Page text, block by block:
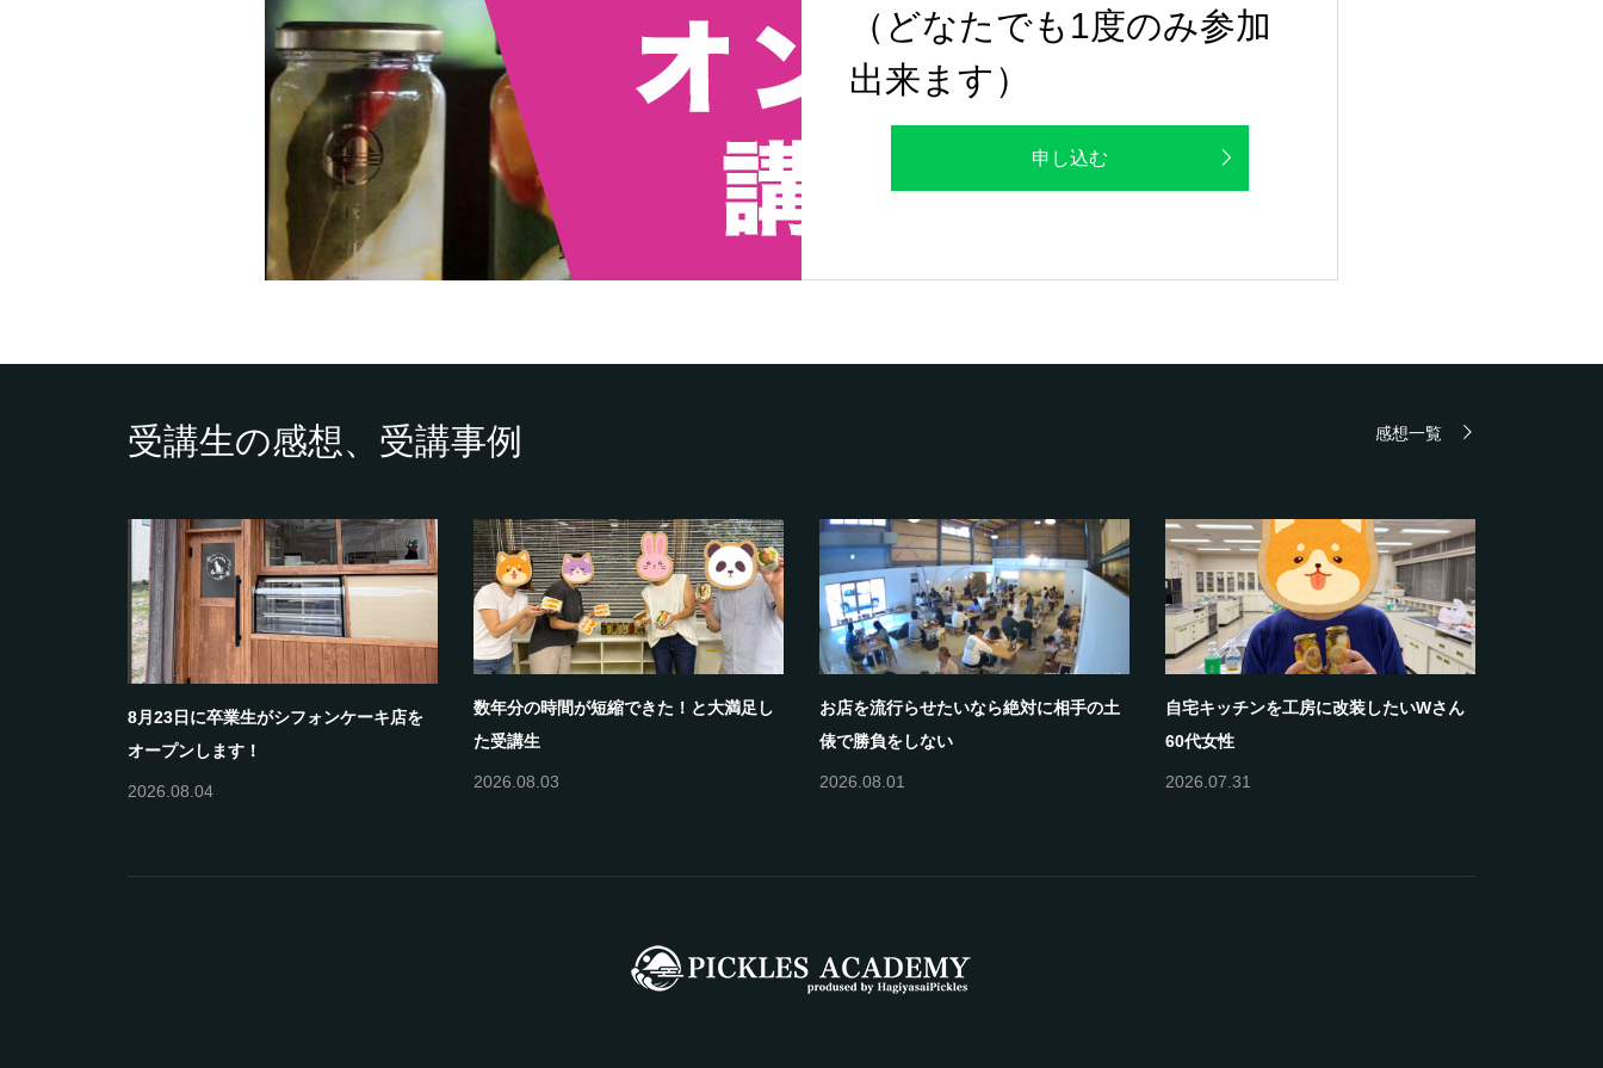
（どなたでも1度のみ参加
出来ます）
申し込む
受講生の感想、受講事例 感想一覧
8月23日に卒業生がシフォンケーキ店を
オープンします！
2026.08.04
数年分の時間が短縮できた！と大満足し
た受講生
2026.08.03
お店を流行らせたいなら絶対に相手の土
俵で勝負をしない
2026.08.01
自宅キッチンを工房に改装したいWさん
60代女性
2026.07.31